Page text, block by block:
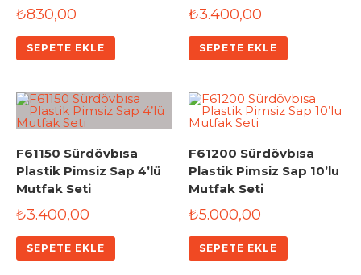
₺830,00
SEPETE EKLE
₺3.400,00
SEPETE EKLE
F61150 Sürdövbısa
Plastik Pimsiz Sap 4’lü
Mutfak Seti
₺3.400,00
SEPETE EKLE
F61200 Sürdövbısa
Plastik Pimsiz Sap 10’lu
Mutfak Seti
₺5.000,00
SEPETE EKLE